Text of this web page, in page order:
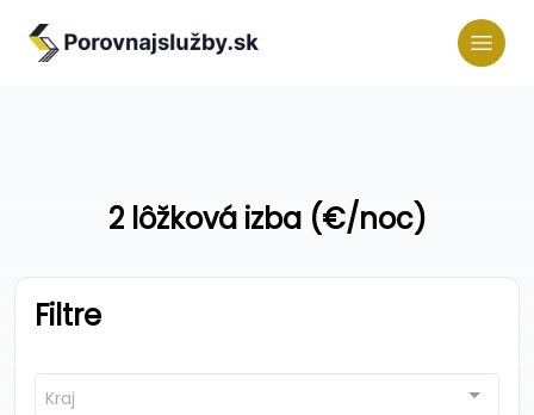
2 lôžková izba (€/noc)
Filtre
Kraj